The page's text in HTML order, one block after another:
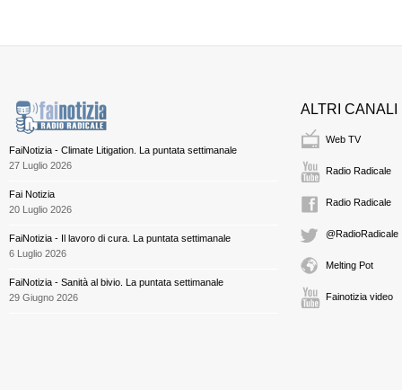
FaiNotizia - Climate Litigation. La puntata settimanale
27 Luglio 2026
Fai Notizia
20 Luglio 2026
FaiNotizia - Il lavoro di cura. La puntata settimanale
6 Luglio 2026
FaiNotizia - Sanità al bivio. La puntata settimanale
29 Giugno 2026
ALTRI CANALI
Web TV
Radio Radicale
Radio Radicale
@RadioRadicale
Melting Pot
Fainotizia video